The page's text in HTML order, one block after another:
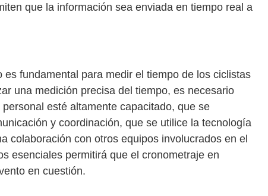
que la información sea enviada en tiempo real a
fundamental para medir el tiempo de los ciclistas
una medición precisa del tiempo, es necesario
esté altamente capacitado, que se
y coordinación, que se utilice la tecnología
colaboración con otros equipos involucrados en el
esenciales permitirá que el cronometraje en
en cuestión.